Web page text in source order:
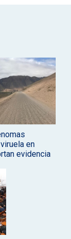
en
evidencia